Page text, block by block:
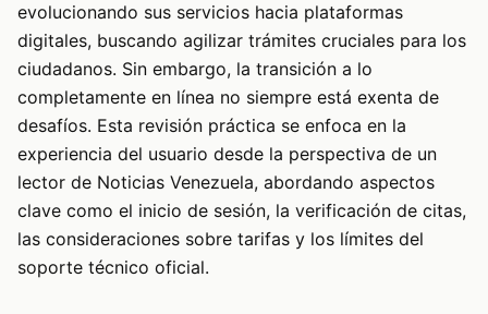
evolucionando sus servicios hacia plataformas
digitales, buscando agilizar trámites cruciales para los
ciudadanos. Sin embargo, la transición a lo
completamente en línea no siempre está exenta de
desafíos. Esta revisión práctica se enfoca en la
experiencia del usuario desde la perspectiva de un
lector de Noticias Venezuela, abordando aspectos
clave como el inicio de sesión, la verificación de citas,
las consideraciones sobre tarifas y los límites del
soporte técnico oficial.